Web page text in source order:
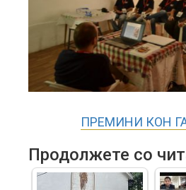
ПРЕМИНИ КОН
Продолжете со